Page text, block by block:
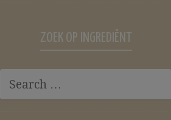
ZOEK OP INGREDIËNT